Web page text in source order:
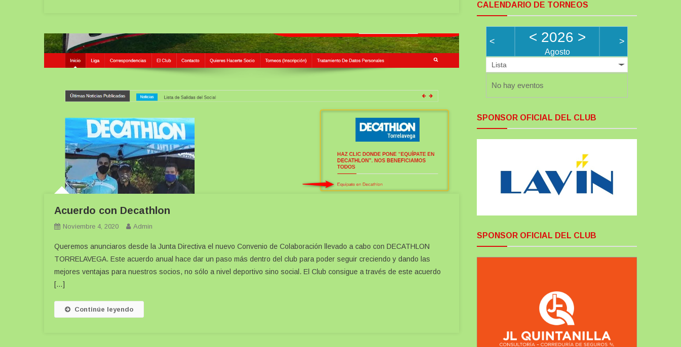
Acuerdo con Decathlon
Noviembre 4, 2020 Admin
Queremos anunciaros desde la Junta Directiva el nuevo Convenio de Colaboración llevado a cabo con DECATHLON
TORRELAVEGA. Este acuerdo anual hace dar un paso más dentro del club para poder seguir creciendo y dando las
mejores ventajas para nuestros socios, no sólo a nivel deportivo sino social. El Club consigue a través de este acuerdo
[…]
Continúe leyendo
CALENDARIO DE TORNEOS
< < 2026 >
Agosto
>
Lista
No hay eventos
SPONSOR OFICIAL DEL CLUB
SPONSOR OFICIAL DEL CLUB